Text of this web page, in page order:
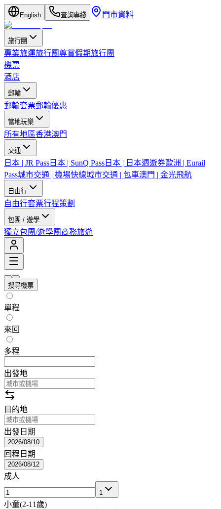
English 查詢專綫 門市資料
旅行團
專業旅運旅行團尊賞假期旅行團
機票
酒店
郵輪
郵輪套票郵輪優惠
當地玩樂
所有地區香港澳門
交通
日本 | JR Pass 日本 | SunQ Pass 日本 | 日本週遊券歐洲 | Eurail
Pass城市交通 | 機場快線城市交通 | 包車澳門 | 金光飛航
自由行
自由行套票行程策劃
包團 / 遊學
獨立包團/遊學團 商務旅遊
搜尋機票
單程
來回
多程
出發地
目的地
出發日期
2026/08/10
回程日期
2026/08/12
成人
1
小童(2-11歲)